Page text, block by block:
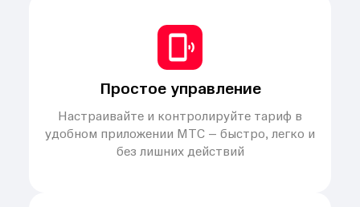
Простое управление
Настраивайте и контролируйте тариф в
удобном приложении МТС – быстро, легко и
без лишних действий